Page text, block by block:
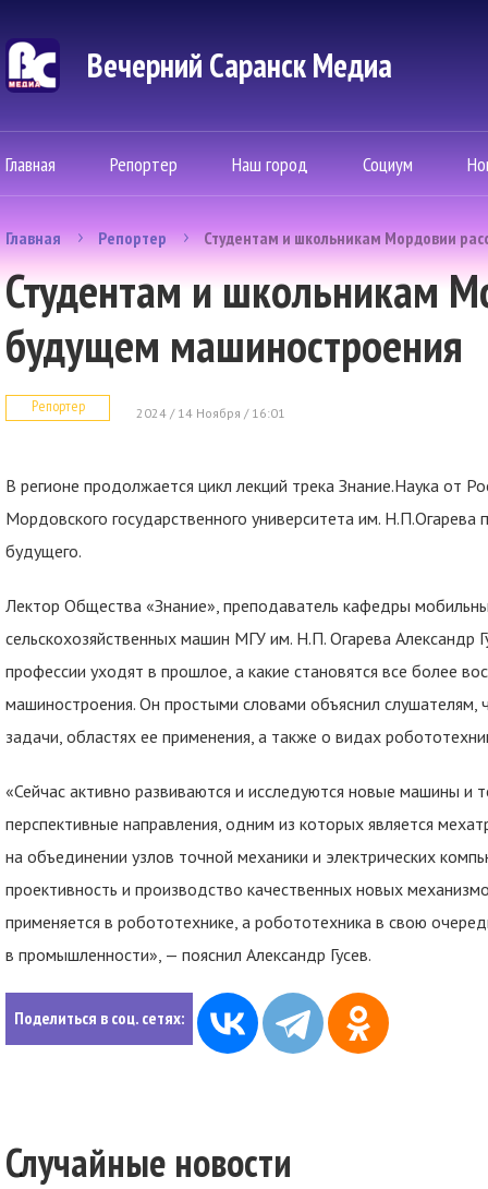
Вечерний Саранск Mедиа
Главная Репортер Наш город Социум
Главная Репортер Студентам и школьникам Мордовии
Студентам и школьникам
будущем машиностроения
Репортер 2024 / 14 Ноября / 16:01
В регионе продолжается цикл лекций трека Знание.Наука от
Мордовского государственного университета им.
будущего.
Лектор Общества «Знание», преподаватель кафедры
сельскохозяйственных машин МГУ им. Н.П. Огарева Александр
профессии уходят в прошлое, а какие становятся все более
машиностроения. Он простыми словами объяснил слушателям,
задачи, областях ее применения, а также о видах
«Сейчас активно развиваются и исследуются новые машины и
перспективные направления, одним из которых является
на объединении узлов точной механики и электрических
проективность и производство качественных новых
применяется в робототехнике, а робототехника в свою
в промышленности», — пояснил Александр Гусев.
Поделиться в соц. сетях:
Случайные новости